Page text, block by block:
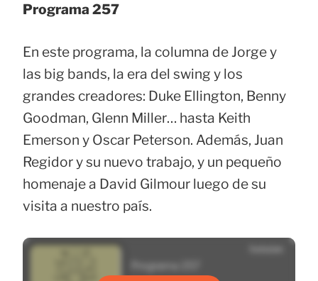
Programa 257
En este programa, la columna de Jorge y
las big bands, la era del swing y los
grandes creadores: Duke Ellington, Benny
Goodman, Glenn Miller… hasta Keith
Emerson y Oscar Peterson. Además, Juan
Regidor y su nuevo trabajo, y un pequeño
homenaje a David Gilmour luego de su
visita a nuestro país.